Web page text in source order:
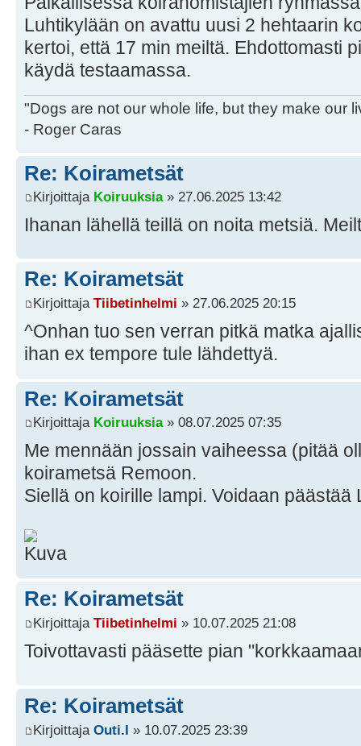
Luhtikylään on avattu uusi 2 hehtaarin
kertoi, että 17 min meiltä. Ehdottomasti
käydä testaamassa.
"Dogs are not our whole life, but they make our
- Roger Caras
Re: Koirametsät
Kirjoittaja Koiruuksia» 27.06.2025 13:42
Ihanan lähellä teillä on noita metsiä.
Re: Koirametsät
Kirjoittaja Tiibetinhelmi » 27.06.2025 20:15
^Onhan tuo sen verran pitkä matka
ihan ex tempore tule lähdettyä.
Re: Koirametsät
Kirjoittaja Koiruuksia» 08.07.2025 07:35
Me mennään jossain vaiheessa (pitää
koirametsä Remoon.
Siellä on koirille lampi. Voidaan
Re: Koirametsät
Kirjoittaja Tiibetinhelmi » 10.07.2025 21:08
Toivottavasti pääsette pian
Re: Koirametsät
Kirjoittaja Outi.I » 10.07.2025 23:39